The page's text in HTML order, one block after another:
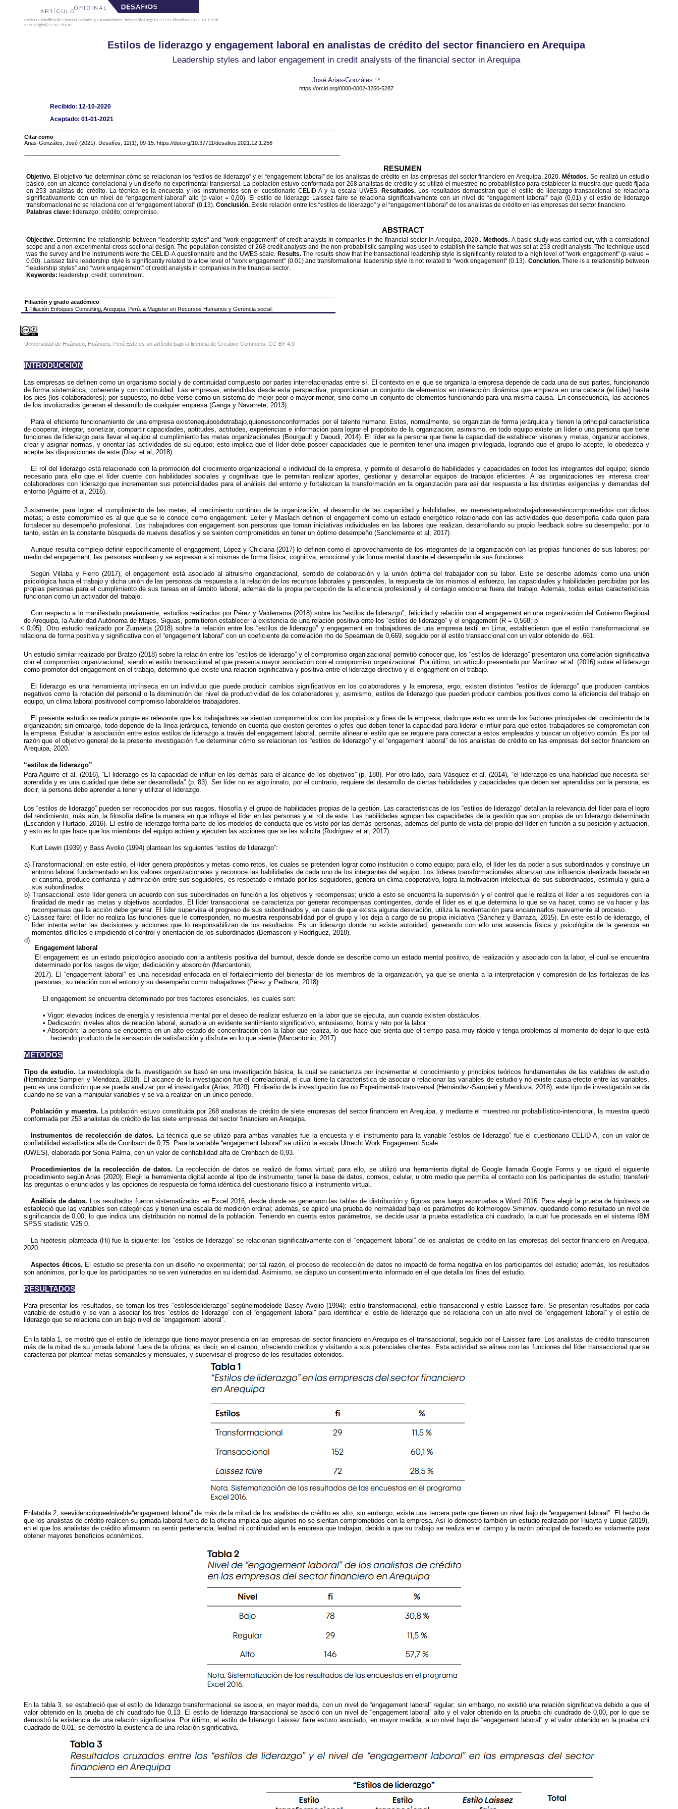
Revista Científica de Ciencias Sociales y Humanidades
https://doi.org/10.37711/desafios.2021.12.1.256
ISSN (Digital): 2307-6100
Estilos de liderazgo y engagement laboral en analistas de crédito del sector financiero en Arequipa
Leadership styles and labor engagement in credit analysts of the financial sector in Arequipa
José Arias-Gonzáles1,a
https://orcid.org/0000-0002-3250-5287
Recibido: 12-10-2020
Aceptado: 01-01-2021
Citar como
Arias-Gonzáles, José (2021). Desafíos, 12(1); 09-15. https://doi.org/10.37711/desafios.2021.12.1.256
RESUMEN
Objetivo. El objetivo fue determinar cómo se relacionan los “estilos de liderazgo” y el “engagement laboral” de los analistas de crédito en las empresas del sector financiero en Arequipa, 2020. Métodos. Se realizó un estudio
básico, con un alcance correlacional y un diseño no experimental-transversal. La población estuvo conformada por 268 analistas de crédito y se utilizó el muestreo no probabilístico para establecer la muestra que quedó fijada
en 253 analistas de crédito. La técnica es la encuesta y los instrumentos son el cuestionario CELID-A y la escala UWES. Resultados. Los resultados demuestran que el estilo de liderazgo transaccional se relaciona
significativamente con un nivel de “engagement laboral” alto (p-valor = 0,00). El estilo de liderazgo Laissez faire se relaciona significativamente con un nivel de “engagement laboral” bajo (0,01) y el estilo de liderazgo
transformacional no se relaciona con el “engagement laboral” (0,13). Conclusión. Existe relación entre los “estilos de liderazgo” y el “engagement laboral” de los analistas de crédito en las empresas del sector financiero.
Palabras clave: liderazgo; crédito; compromiso.
ABSTRACT
Objective. Determine the relationship between "leadership styles" and "work engagement" of credit analysts in companies in the financial sector in Arequipa, 2020.. Methods. A basic study was carried out, with a correlational
scope and a non-experimental-cross-sectional design. The population consisted of 268 credit analysts and the non-probabilistic sampling was used to establish the sample that was set at 253 credit analysts. The technique used
was the survey and the instruments were the CELID-A questionnaire and the UWES scale. Results.The results show that the transactional leadership style is significantly related to a high level of "work engagement" (p-value =
0.00). Laissez faire leadership style is significantly related to a low level of "work engagement" (0.01) and transformational leadership style is not related to "work engagement" (0.13). Conclution.There is a relationship between
“leadership styles” and “work engagement” of credit analysts in companies in the financial sector.
Keywords: leadership; credit; commitment.
Filiación y grado académico
1 Filiación Enfoques Consulting, Arequipa, Perú.a Magister en Recursos Humanos y Gerencia social.
Universidad de Huánuco, Huánuco, Perú Este es un artículo bajo la licencia de Creative Commons, CC-BY 4.0
INTRODUCCIÓN
Las empresas se definen como un organismo social y de continuidad compuesto por partes interrelacionadas entre sí. El contexto en el que se organiza la empresa depende de cada una de sus partes, funcionando
de forma sistemática, coherente y con continuidad. Las empresas, entendidas desde esta perspectiva, proporcionan un conjunto de elementos en interacción dinámica que empieza en una cabeza (el líder) hasta
los pies (los colaboradores); por supuesto, no debe verse como un sistema de mejor-peor o mayor-menor, sino como un conjunto de elementos funcionando para una misma causa. En consecuencia, las acciones
de los involucrados generan el desarrollo de cualquier empresa (Ganga y Navarrete, 2013).
Para el eficiente funcionamiento de una empresa existenequiposdetrabajo,quienessonconformados por el talento humano. Estos, normalmente, se organizan de forma jerárquica y tienen la principal característica
de cooperar, integrar, sonetizar, compartir capacidades, aptitudes, actitudes, experiencias e información para lograr el propósito de la organización; asimismo, en todo equipo existe un líder o una persona que tiene
funciones de liderazgo para llevar el equipo al cumplimiento las metas organizacionales (Bourgault y Daoudi, 2014). El líder es la persona que tiene la capacidad de establecer visones y metas, organizar acciones,
crear y asignar normas, y orientar las actividades de su equipo; esto implica que el líder debe poseer capacidades que le permiten tener una imagen privilegiada, logrando que el grupo lo acepte, lo obedezca y
acepte las disposiciones de este (Díaz et al, 2018).
El rol del liderazgo está relacionado con la promoción del crecimiento organizacional e individual de la empresa, y permite el desarrollo de habilidades y capacidades en todos los integrantes del equipo; siendo
necesario para ello que el líder cuente con habilidades sociales y cognitivas que le permitan realizar aportes, gestionar y desarrollar equipos de trabajos eficientes. A las organizaciones les interesa crear
colaboradores con liderazgo que incrementen sus potencialidades para el análisis del entorno y fortalezcan la transformación en la organización para así dar respuesta a las distintas exigencias y demandas del
entorno (Aguirre et al, 2016).
Justamente, para lograr el cumplimiento de las metas, el crecimiento continuo de la organización, el desarrollo de las capacidad y habilidades, es menesterquelostrabajadoresesténcomprometidos con dichas
metas; a este compromiso es al que que se le conoce como engagement. Leiter y Maslach definen el engagement como un estado energético relacionado con las actividades que desempeña cada quien para
fortalecer su desempeño profesional. Los trabajadores con engagement son personas que toman iniciativas individuales en las labores que realizan, desarrollando su propio feedback sobre su desempeño; por lo
tanto, están en la constante búsqueda de nuevos desafíos y se sienten comprometidos en tener un óptimo desempeño (Sanclemente et al, 2017).
Aunque resulta complejo definir específicamente el engagement, López y Chiclana (2017) lo definen como el aprovechamiento de los integrantes de la organización con las propias funciones de sus labores; por
medio del engagement, las personas emplean y se expresan a sí mismas de forma física, cognitiva, emocional y de forma mental durante el desempeño de sus funciones.
Según Villaba y Fierro (2017), el engagement está asociado al altruismo organizacional, sentido de colaboración y la unión óptima del trabajador con su labor. Este se describe además como una unión
psicológica hacia el trabajo y dicha unión de las personas da respuesta a la relación de los recursos laborales y personales, la respuesta de los mismos al esfuerzo, las capacidades y habilidades percibidas por las
propias personas para el cumplimiento de sus tareas en el ámbito laboral, además de la propia percepción de la eficiencia profesional y el contagio emocional fuera del trabajo. Además, todas estas características
funcionan como un activador del trabajo.
Con respecto a lo manifestado previamente, estudios realizados por Pérez y Valderrama (2018) sobre los “estilos de liderazgo”, felicidad y relación con el engagement en una organización del Gobierno Regional
de Arequipa, la Autoridad Autónoma de Majes, Siguas, permitieron establecer la existencia de una relación positiva ente los “estilos de liderazgo” y el engagement (R = 0,568; p
< 0,05). Otro estudio realizado por Zumaeta (2018) sobre la relación entre los “estilos de liderazgo” y engagement en trabajadores de una empresa textil en Lima, establecieron que el estilo transformacional se
relaciona de forma positiva y significativa con el “engagement laboral” con un coeficiente de correlación rho de Spearman de 0,669, seguido por el estilo transaccional con un valor obtenido de .661.
Un estudio similar realizado por Bratzo (2018) sobre la relación entre los “estilos de liderazgo” y el compromiso organizacional permitió conocer que, los “estilos de liderazgo” presentaron una correlación significativa
con el compromiso organizacional, siendo el estilo transaccional el que presenta mayor asociación con el compromiso organizacional. Por último, un artículo presentado por Martínez et al. (2016) sobre el liderazgo
como promotor del engagement en el trabajo, determinó que existe una relación significativa y positiva entre el liderazgo directivo y el engagment en el trabajo.
El liderazgo es una herramienta intrínseca en un individuo que puede producir cambios significativos en los colaboradores y la empresa, ergo, existen distintos “estilos de liderazgo” que producen cambios
negativos como la rotación del personal o la disminución del nivel de productividad de los colaboradores y, asimismo, estilos de liderazgo que pueden producir cambios positivos como la eficiencia del trabajo en
equipo, un clima laboral positivooel compromiso laboraldelos trabajadores.
El presente estudio se realiza porque es relevante que los trabajadores se sientan comprometidos con los propósitos y fines de la empresa, dado que esto es uno de los factores principales del crecimiento de la
organización; sin embargo, todo depende de la línea jerárquica, teniendo en cuenta que existen gerentes o jefes que deben tener la capacidad para liderar e influir para que estos trabajadores se comprometan con
la empresa. Estudiar la asociación entre estos estilos de liderazgo a través del engagement laboral, permite alinear el estilo que se requiere para conectar a estos empleados y buscar un objetivo común. Es por tal
razón que el objetivo general de la presente investigación fue determinar cómo se relacionan los “estilos de liderazgo” y el “engagement laboral” de los analistas de crédito en las empresas del sector financiero en
Arequipa, 2020.
“estilos de liderazgo”
Para Aguirre et al. (2016), “El liderazgo es la capacidad de influir en los demás para el alcance de los objetivos” (p. 188). Por otro lado, para Vásquez et al. (2014), “el liderazgo es una habilidad que necesita ser
aprendida y es una cualidad que debe ser desarrollada” (p. 83). Ser líder no es algo innato, por el contrario, requiere del desarrollo de ciertas habilidades y capacidades que deben ser aprendidas por la persona; es
decir, la persona debe aprender a tener y utilizar el liderazgo.
Los “estilos de liderazgo” pueden ser reconocidos por sus rasgos, filosofía y el grupo de habilidades propias de la gestión. Las características de los “estilos de liderazgo” detallan la relevancia del líder para el logro
del rendimiento; más aún, la filosofía define la manera en que influye el líder en las personas y el rol de este. Las habilidades agrupan las capacidades de la gestión que son propias de un liderazgo determinado
(Escandon y Hurtado, 2016). El estilo de liderazgo forma parte de los modelos de conducta que es visto por las demás personas, además del punto de vista del propio del líder en función a su posición y actuación,
y esto es lo que hace que los miembros del equipo actúen y ejecuten las acciones que se les solicita (Rodríguez et al, 2017).
Kurt Lewin (1939) y Bass Avolio (1994) plantean los siguientes “estilos de liderazgo”:
Transformacional: en este estilo, el líder genera propósitos y metas como retos, los cuales se pretenden lograr como institución o como equipo; para ello, el líder les da poder a sus subordinados y construye un
entorno laboral fundamentado en los valores organizacionales y reconoce las habilidades de cada uno de los integrantes del equipo. Los líderes transformacionales alcanzan una influencia idealizada basada en
el carisma, produce confianza y admiración entre sus seguidores, es respetado e imitado por los seguidores, genera un clima cooperativo, logra la motivación intelectual de sus subordinados, estimula y guía a
sus subordinados.
Transaccional: este líder genera un acuerdo con sus subordinados en función a los objetivos y recompensas; unido a esto se encuentra la supervisión y el control que le realiza el líder a los seguidores con la
finalidad de medir las metas y objetivos acordados. El líder transaccional se caracteriza por generar recompensas contingentes, donde el líder es el que determina lo que se va hacer, como se va hacer y las
recompensas que la acción debe generar. El líder supervisa el progreso de sus subordinados y, en caso de que exista alguna desviación, utiliza la reorientación para encaminarlos nuevamente al proceso.
Laissez faire: el líder no realiza las funciones que le corresponden, no muestra responsabilidad por el grupo y los deja a cargo de su propia iniciativa (Sánchez y Barraza, 2015). En este estilo de liderazgo, el
líder intenta evitar las decisiones y acciones que lo responsabilizan de los resultados. Es un liderazgo donde no existe autoridad, generando con ello una ausencia física y psicológica de la gerencia en
momentos difíciles e impidiendo el control y orientación de los subordinados (Bernasconi y Rodríguez, 2018).
Engagement laboral
El engagement es un estado psicológico asociado con la antítesis positiva del burnout, desde donde se describe como un estado mental positivo, de realización y asociado con la labor, el cual se encuentra
determinado por los rasgos de vigor, dedicación y absorción (Marcantonio,
2017). El “engagement laboral” es una necesidad enfocada en el fortalecimiento del bienestar de los miembros de la organización, ya que se orienta a la interpretación y compresión de las fortalezas de las
personas, su relación con el entono y su desempeño como trabajadores (Pérez y Pedraza, 2018).
El engagement se encuentra determinado por tres factores esenciales, los cuales son:
Vigor: elevados índices de energía y resistencia mental por el deseo de realizar esfuerzo en la labor que se ejecuta, aun cuando existen obstáculos.
Dedicación: niveles altos de relación laboral, aunado a un evidente sentimiento significativo, entusiasmo, honra y reto por la labor.
Absorción: la persona se encuentra en un alto estado de concentración con la labor que realiza, lo que hace que sienta que el tiempo pasa muy rápido y tenga problemas al momento de dejar lo que está
haciendo producto de la sensación de satisfacción y disfrute en lo que siente (Marcantonio, 2017).
MÉTODOS
Tipo de estudio. La metodología de la investigación se basó en una investigación básica, la cual se caracteriza por incrementar el conocimiento y principios teóricos fundamentales de las variables de estudio
(Hernández-Sampieri y Mendoza, 2018). El alcance de la investigación fue el correlacional, el cual tiene la característica de asociar o relacionar las variables de estudio y no existe causa-efecto entre las variables,
pero es una condición que se pueda analizar por el investigador (Arias, 2020). El diseño de la investigación fue no Experimental- transversal (Hernández-Sampieri y Mendoza, 2018); este tipo de investigación se da
cuando no se van a manipular variables y se va a realizar en un único periodo.
Población y muestra. La población estuvo constituida por 268 analistas de crédito de siete empresas del sector financiero en Arequipa, y mediante el muestreo no probabilístico-intencional, la muestra quedó
conformada por 253 analistas de crédito de las siete empresas del sector financiero en Arequipa.
Instrumentos de recolección de datos. La técnica que se utilizó para ambas variables fue la encuesta y el instrumento para la variable “estilos de liderazgo” fue el cuestionario CELID-A, con un valor de
confiabilidad estadística alfa de Cronbach de 0,75. Para la variable “engagement laboral” se utilizó la escala Ultrecht Work Engagement Scale
(UWES), elaborada por Sonia Palma, con un valor de confiabilidad alfa de Cronbach de 0,93.
Procedimientos de la recolección de datos.
La recolección de datos se realizó de forma virtual; para ello, se utilizó una herramienta digital de Google llamada Google Forms y se siguió el siguiente
procedimiento según Arias (2020): Elegir la herramienta digital acorde al tipo de instrumento; tener la base de datos, correos, celular, u otro medio que permita el contacto con los participantes de estudio; transferir
las preguntas o enunciados y las opciones de respuesta de forma idéntica del cuestionario físico al instrumento virtual.
Análisis de datos. Los resultados fueron sistematizados en Excel 2016, desde donde se generaron las tablas de distribución y figuras para luego exportarlas a Word 2016. Para elegir la prueba de hipótesis se
estableció que las variables son categóricas y tienen una escala de medición ordinal; además, se aplicó una prueba de normalidad bajo los parámetros de kolmorogov-Smirnov, quedando como resultado un nivel de
significancia de 0,00; lo que indica una distribución no normal de la población. Teniendo en cuenta estos parámetros, se decide usar la prueba estadística chi cuadrado, la cual fue procesada en el sistema IBM
SPSS stadistic V25.0.
La hipótesis planteada (Hi) fue la siguiente: los “estilos de liderazgo” se relacionan significativamente con el “engagement laboral” de los analistas de crédito en las empresas del sector financiero en Arequipa,
2020
Aspectos éticos. El estudio se presenta con un diseño no experimental; por tal razón, el proceso de recolección de datos no impactó de forma negativa en los participantes del estudio; además, los resultados
son anónimos, por lo que los participantes no se ven vulnerados en su identidad. Asimismo, se dispuso un consentimiento informado en el que detalla los fines del estudio.
RESULTADOS
Para presentar los resultados, se toman los tres “estilosdeliderazgo” segúnelmodelode Bassy Avolio (1994): estilo transformacional, estilo transaccional y estilo Laissez faire. Se presentan resultados por cada
variable de estudio y se van a asociar los tres “estilos de liderazgo” con el “engagement laboral” para identificar el estilo de liderazgo que se relaciona con un alto nivel de “engagement laboral” y el estilo de
liderazgo que se relaciona con un bajo nivel de “engagement laboral”.
En la tabla 1, se mostró que el estilo de liderazgo que tiene mayor presencia en las empresas del sector financiero en Arequipa es el transaccional, seguido por el Laissez faire. Los analistas de crédito transcurren
más de la mitad de su jornada laboral fuera de la oficina; es decir, en el campo, ofreciendo créditos y visitando a sus potenciales clientes. Esta actividad se alinea con las funciones del líder transaccional que se
caracteriza por plantear metas semanales y mensuales, y supervisar el progreso de los resultados obtenidos.
Enlatabla 2, seevidencióqueelnivelde“engagement laboral” de más de la mitad de los analistas de crédito es alto; sin embargo, existe una tercera parte que tienen un nivel bajo de “engagement laboral”. El hecho de
que los analistas de crédito realicen su jornada laboral fuera de la oficina implica que algunos no se sientan comprometidos con la empresa. Así lo demostró también un estudio realizado por Huayta y Luque (2019),
en el que los analistas de crédito afirmaron no sentir pertenencia, lealtad ni continuidad en la empresa que trabajan, debido a que su trabajo se realiza en el campo y la razón principal de hacerlo es solamente para
obtener mayores beneficios económicos.
En la tabla 3, se estableció que el estilo de liderazgo transformacional se asocia, en mayor medida, con un nivel de “engagement laboral” regular; sin embargo, no existió una relación significativa debido a que el
valor obtenido en la prueba de chi cuadrado fue 0,13. El estilo de liderazgo transaccional se asoció con un nivel de “engagement laboral” alto y el valor obtenido en la prueba chi cuadrado de 0,00, por lo que se
demostró la existencia de una relación significativa. Por último, el estilo de liderazgo Laissez faire estuvo asociado, en mayor medida, a un nivel bajo de “engagement laboral” y el valor obtenido en la prueba chi
cuadrado de 0,01, se demostró la existencia de una relación significativa.